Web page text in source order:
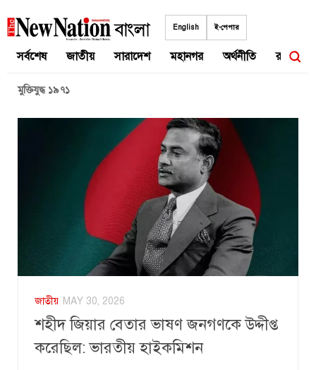
to
English ই-পেপার
সর্বশেষ জাতীয় সারাদেশ মহানগর অর্থনীতি রাজনীতি
মুক্তিযুদ্ধ ১৯৭১
জাতীয় MAY 30, 2026
শহীদ জিয়ার বেতার ভাষণ জনগণকে উদ্দীপ্ত
করেছিল: ভারতীয় হাইকমিশন